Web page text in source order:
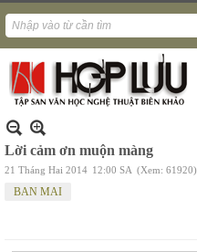
Lời cảm ơn muộn màng
21 Tháng Hai 2014 12:00 SA (Xem: 61920)
BAN MAI